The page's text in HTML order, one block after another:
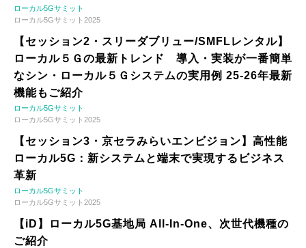
ローカル5Gサミット
ローカル5Gサミット2025
【セッション2・スリーダブリュー/SMFLレンタル】
ローカル５Ｇの最新トレンド 導入・実装が一番簡単
なシン・ローカル５Ｇシステムの実用例 25-26年最新
機能もご紹介
ローカル5Gサミット
ローカル5Gサミット2025
【セッション3・京セラみらいエンビジョン】高性能
ローカル5G：新システムと端末で実現するビジネス
革新
ローカル5Gサミット
ローカル5Gサミット2025
【iD】ローカル5G基地局 All-In-One、次世代機種の
ご紹介